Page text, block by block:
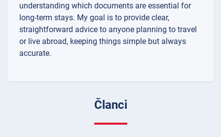
understanding which documents are essential for
long-term stays. My goal is to provide clear,
straightforward advice to anyone planning to travel
or live abroad, keeping things simple but always
accurate.
Članci